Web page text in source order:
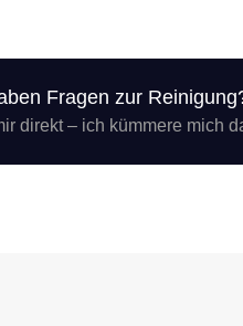
Fragen zur
direkt – ich kümmere mich